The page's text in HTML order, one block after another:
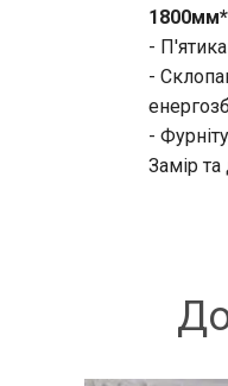
-
-
-
Замір